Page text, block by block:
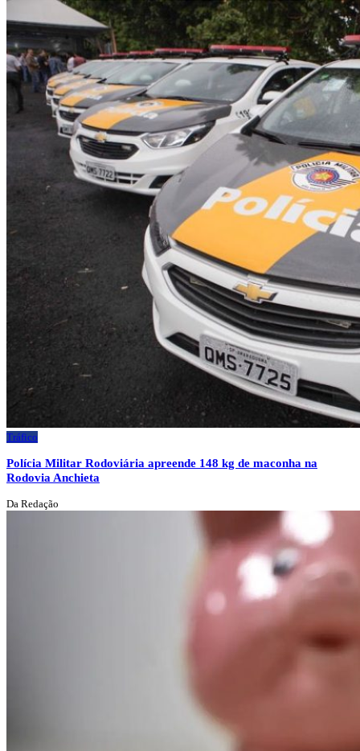
Tráfico
Polícia Militar Rodoviária apreende 148 kg de maconha na
Rodovia Anchieta
Da Redação